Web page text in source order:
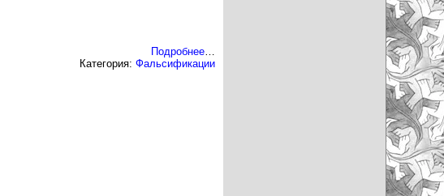
Подробнее…
Категория: Фальсификации